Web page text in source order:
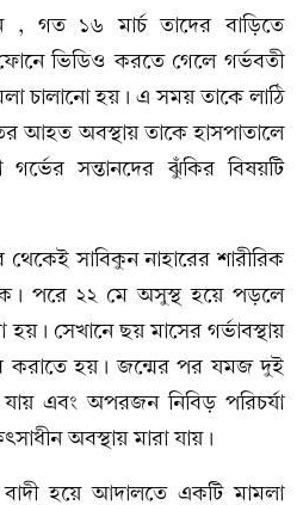
, গত ১৬ মার্চ তাদের বাড়িতে
ভিডিও করতে গেলে গর্ভবতী
চালানো হয়। এ সময় তাকে লাঠি
আহত অবস্থায় তাকে হাসপাতালে
সন্তানদের ঝুঁকির বিষয়টি
থেকেই সাবিকুন নাহারের শারীরিক
পরে ২২ মে অসুস্থ হয়ে পড়লে
হয়। সেখানে ছয় মাসের গর্ভাবস্থায়
করাতে হয়। জন্মের পর যমজ দুই
এবং অপরজন নিবিড় পরিচর্যা
অবস্থায় মারা যায়।
হয়ে আদালতে একটি মামলা